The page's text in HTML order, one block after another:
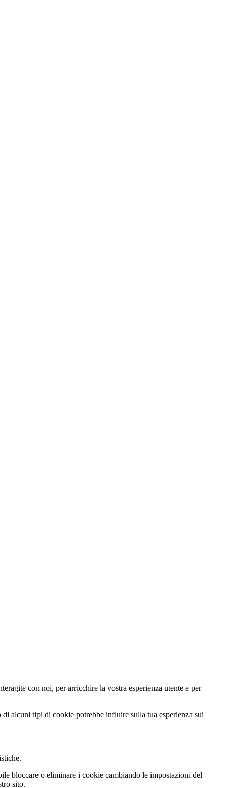
con noi, per arricchire la vostra esperienza utente e per
alcuni tipi di cookie potrebbe influire sulla tua esperienza sui
bloccare o eliminare i cookie cambiando le impostazioni del
sito.